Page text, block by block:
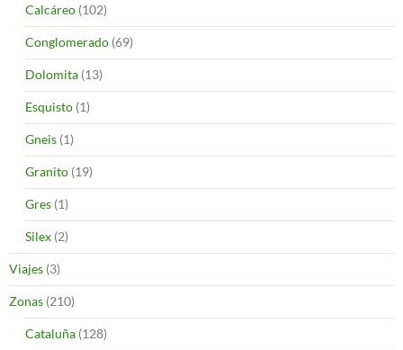
Calcáreo (102)
Conglomerado (69)
Dolomita (13)
Esquisto (1)
Gneis (1)
Granito (19)
Gres (1)
Silex (2)
Viajes (3)
Zonas (210)
Cataluña (128)